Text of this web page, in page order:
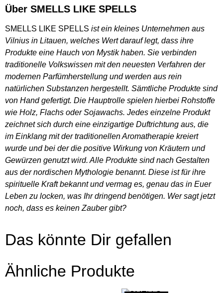
Über SMELLS LIKE SPELLS
SMELLS LIKE SPELLS ist ein kleines Unternehmen aus
Vilnius in Litauen, welches Wert darauf legt, dass ihre
Produkte eine Hauch von Mystik haben. Sie verbinden
traditionelle Volkswissen mit den neuesten Verfahren der
modernen Parfümherstellung und werden aus rein
natürlichen Substanzen hergestellt. Sämtliche Produkte sind
von Hand gefertigt. Die Hauptrolle spielen hierbei Rohstoffe
wie Holz, Flachs oder Sojawachs. Jedes einzelne Produkt
zeichnet sich durch eine einzigartige Duftrichtung aus, die
im Einklang mit der traditionellen Aromatherapie kreiert
wurde und bei der die positive Wirkung von Kräutern und
Gewürzen genutzt wird. Alle Produkte sind nach Gestalten
aus der nordischen Mythologie benannt. Diese ist für ihre
spirituelle Kraft bekannt und vermag es, genau das in Euer
Leben zu locken, was Ihr dringend benötigen. Wer sagt jetzt
noch, dass es keinen Zauber gibt?
Das könnte Dir gefallen
Ähnliche Produkte